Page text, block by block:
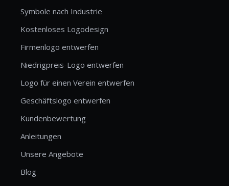
Symbole nach Industrie
Kostenloses Logodesign
Firmenlogo entwerfen
Niedrigpreis-Logo entwerfen
Logo für einen Verein entwerfen
Geschäftslogo entwerfen
Kundenbewertung
Anleitungen
Unsere Angebote
Blog